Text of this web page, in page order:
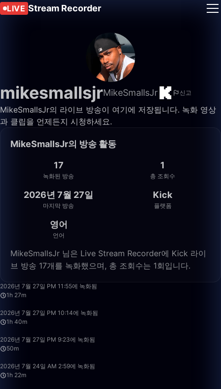
LIVE Stream Recorder
mikesmallsjrMikeSmallsJr 신고
MikeSmallsJr의 라이브 방송이 여기에 저장됩니다. 녹화 영상
과 클립을 언제든지 시청하세요.
MikeSmallsJr의 방송 활동
17
녹화된 방송
1
총 조회수
2026년 7월 27일
마지막 방송
Kick
플랫폼
영어
언어
MikeSmallsJr 님은 Live Stream Recorder에 Kick 라이
브 방송 17개를 녹화했으며, 총 조회수는 1회입니다.
2026년 7월 27일 PM 11:55에 녹화됨
1h 27m
2026년 7월 27일 PM 10:14에 녹화됨
1h 40m
2026년 7월 27일 PM 9:23에 녹화됨
50m
2026년 7월 24일 AM 2:59에 녹화됨
1h 22m